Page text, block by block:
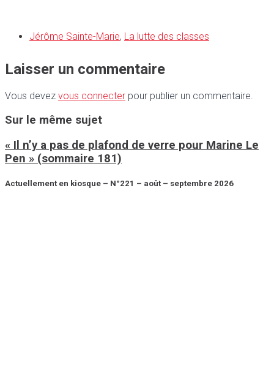
Jérôme Sainte-Marie, La lutte des classes
Laisser un commentaire
Vous devez vous connecter pour publier un commentaire.
Sur le même sujet
« Il n’y a pas de plafond de verre pour Marine Le
Pen » (sommaire 181)
Actuellement en kiosque – N°221 – août – septembre 2026